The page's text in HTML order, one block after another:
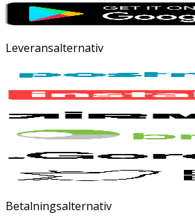
Leveransalternativ
Betalningsalternativ